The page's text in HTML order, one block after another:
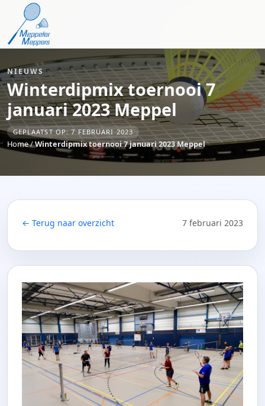
NIEUWS
Winterdipmix toernooi 7
januari 2023 Meppel
GEPLAATST OP: 7 FEBRUARI 2023
Home/Winterdipmix toernooi 7 januari 2023 Meppel
← Terug naar overzicht 7 februari 2023